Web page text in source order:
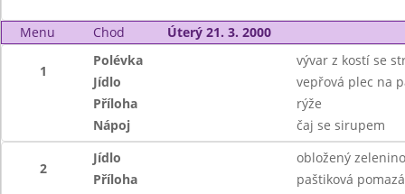
Menu Chod Úterý 21. 3. 2000
1
Polévka
vývar z kostí se
Jídlo
vepřová plec na
Příloha
rýže
Nápoj
čaj se sirupem
2
Jídlo
obložený
Příloha
paštiková